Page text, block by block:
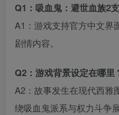
Q1：吸血鬼：避世血族2
A1：游戏支持官方中文界
剧情内容。
Q2：游戏背景设定在哪里
A2：故事发生在现代西雅
绕吸血鬼派系与权力斗争展